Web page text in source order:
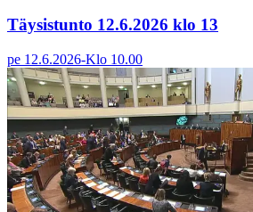
Täysistunto 12.6.2026 klo 13
pe 12.6.2026-Klo 10.00